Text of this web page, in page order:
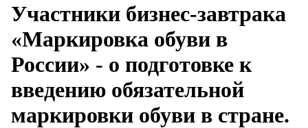
Участники бизнес-завтрака
«Маркировка обуви в
России» - о подготовке к
введению обязательной
маркировки обуви в стране.